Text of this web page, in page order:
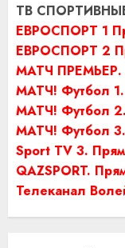
ТВ
ЕВРОСПОРТ 1
ЕВРОСПОРТ 2
МАТЧ ПРЕМЬЕР.
МАТЧ! Футбол
МАТЧ! Футбол
МАТЧ! Футбол
Sport TV 3.
QAZSPORT.
Телеканал